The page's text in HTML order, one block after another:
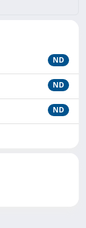
ND
ND
ND